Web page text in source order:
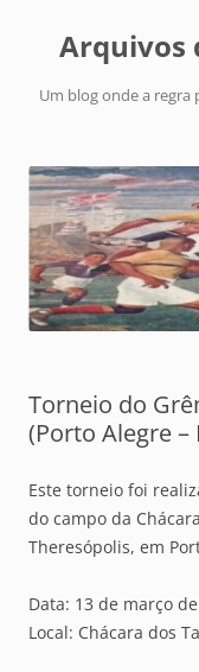
Arquivos
Um blog onde a regra
Torneio do
(Porto Alegre –
Este torneio foi
do campo da
Theresópolis, em
Data: 13 de março
Local: Chácara dos